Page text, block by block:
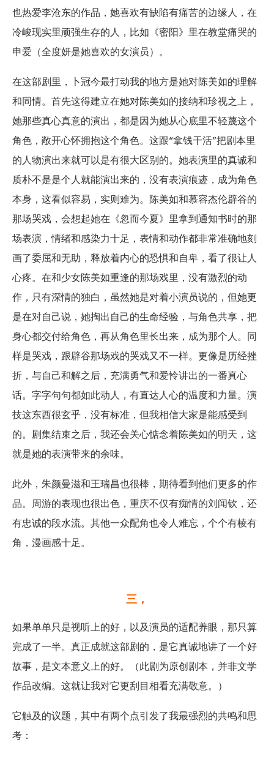
也热爱李沧东的作品，她喜欢有缺陷有痛苦的边缘人，在
冷峻现实里顽强生存的人，比如《密阳》里在教堂痛哭的
申爱（全度妍是她喜欢的女演员）。
在这部剧里，卜冠今最打动我的地方是她对陈美如的理解
和同情。首先这得建立在她对陈美如的接纳和珍视之上，
她那些真心真意的演出，都是因为她从心底里不轻蔑这个
角色，敞开心怀拥抱这个角色。这跟“拿钱干活”把剧本里
的人物演出来就可以是有很大区别的。她表演里的真诚和
质朴不是是个人就能演出来的，没有表演痕迹，成为角色
本身，这看似容易，实则难为。陈美如和慕容杰伦辟谷的
那场哭戏，会想起她在《忽而今夏》里拿到通知书时的那
场表演，情绪和感染力十足，表情和动作都非常准确地刻
画了委屈和无助，释放着内心的恐惧和自卑，看了很让人
心疼。在和少女陈美如重逢的那场戏里，没有激烈的动
作，只有深情的独白，虽然她是对着小演员说的，但她更
是在对自己说，她掏出自己的生命经验，与角色共享，把
身心都交付给角色，再从角色里长出来，成为那个人。同
样是哭戏，跟辟谷那场戏的哭戏又不一样。更像是历经挫
折，与自己和解之后，充满勇气和爱怜讲出的一番真心
话。字字句句都如此动人，有直达人心的温度和力量。演
技这东西很玄乎，没有标准，但我相信大家是能感受到
的。剧集结束之后，我还会关心惦念着陈美如的明天，这
就是她的表演带来的余味。
此外，朱颜曼滋和王瑞昌也很棒，期待看到他们更多的作
品。周游的表现也很出色，重庆不仅有痴情的刘闻钦，还
有忠诚的段水流。其他一众配角也令人难忘，个个有棱有
角，漫画感十足。
三，
如果单单只是视听上的好，以及演员的适配养眼，那只算
完成了一半。真正成就这部剧的，是它真诚地讲了一个好
故事，是文本意义上的好。（此剧为原创剧本，并非文学
作品改编。这就让我对它更刮目相看充满敬意。）
它触及的议题，其中有两个点引发了我最强烈的共鸣和思
考：